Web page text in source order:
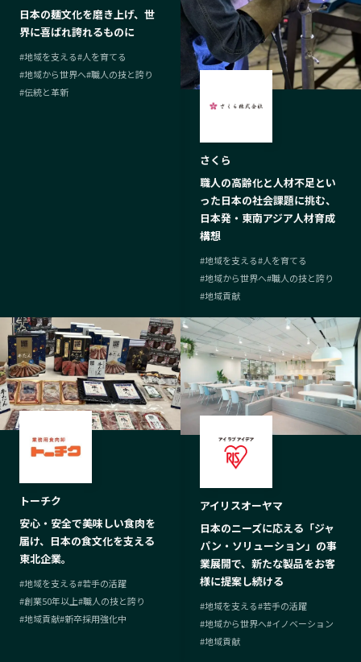
日本の麺文化を磨き上げ、世
界に喜ばれ誇れるものに
#地域を支える#人を育てる
#地域から世界へ#職人の技と誇り
#伝統と革新
さくら
職人の高齢化と人材不足とい
った日本の社会課題に挑む、
日本発・東南アジア人材育成
構想
#地域を支える#人を育てる
#地域から世界へ#職人の技と誇り
#地域貢献
トーチク
安心・安全で美味しい食肉を
届け、日本の食文化を支える
東北企業。
#地域を支える#若手の活躍
#創業50年以上#職人の技と誇り
#地域貢献#新卒採用強化中
アイリスオーヤマ
日本のニーズに応える「ジャ
パン・ソリューション」の事
業展開で、新たな製品をお客
様に提案し続ける
#地域を支える#若手の活躍
#地域から世界へ#イノベーション
#地域貢献